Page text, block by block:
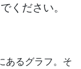
ください。
あるグラフ。そ